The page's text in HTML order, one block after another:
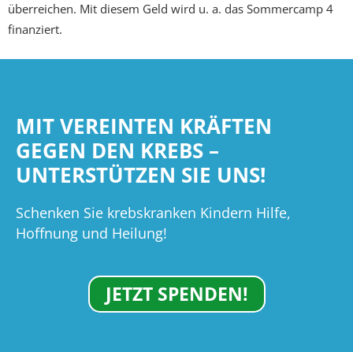
überreichen. Mit diesem Geld wird u. a. das Sommercamp 4
finanziert.
MIT VEREINTEN KRÄFTEN
GEGEN DEN KREBS –
UNTERSTÜTZEN SIE UNS!
Schenken Sie krebskranken Kindern Hilfe,
Hoffnung und Heilung!
JETZT SPENDEN!